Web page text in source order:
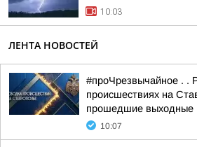
10:03
ЛЕНТА НОВОСТЕЙ
#проЧрезвычайное . .
происшествиях на
прошедшие выходные
10:07